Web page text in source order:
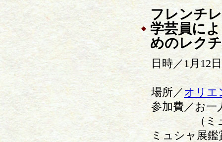
フレンチ
学芸員に
めのレク
日時／1月12
12：
場所／オリエ
参加費／お一
（ミュシ
ミュシャ展